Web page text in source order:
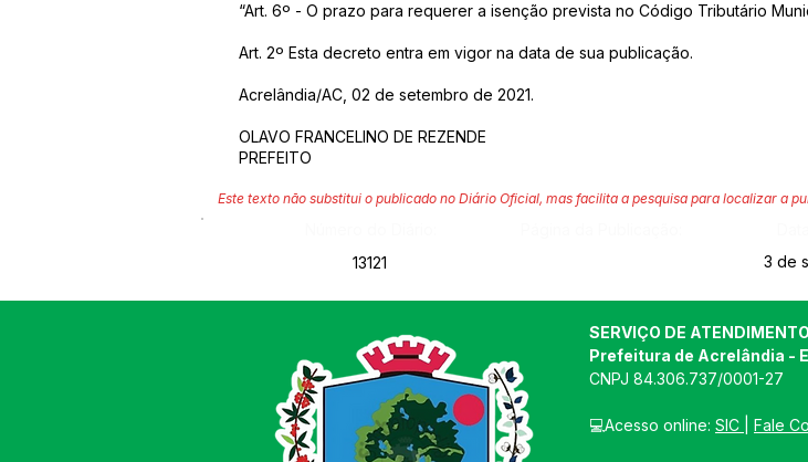
“Art. 6º - O prazo para requerer a isenção prevista no Código Tributário
Art. 2º Esta decreto entra em vigor na data de sua publicação.
Acrelândia/AC, 02 de setembro de 2021.
OLAVO FRANCELINO DE REZENDE
PREFEITO
Este texto não substitui o publicado no Diário Oficial, mas facilita a pesquisa para localizar a
13121
3 de
SERVIÇO DE
Prefeitura de Acrelândia -
CNPJ 84.306.737/0001-27
💻Acesso online: SIC Fale